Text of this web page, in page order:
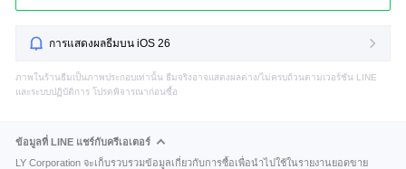
การแสดงผลธีมบน iOS 26
ภาพในร้านธีมเป็นภาพประกอบเท่านั้น ธีมจริงอาจแสดงผลต่าง/ไม่ครบถ้วนตามเวอร์ชัน LINE
และระบบปฏิบัติการ โปรดพิจารณาก่อนซื้อ
ข้อมูลที่ LINE แชร์กับครีเอเตอร์
LY Corporation จะเก็บรวบรวมข้อมูลเกี่ยวกับการซื้อเพื่อนำไปใช้ในรายงานยอดขาย